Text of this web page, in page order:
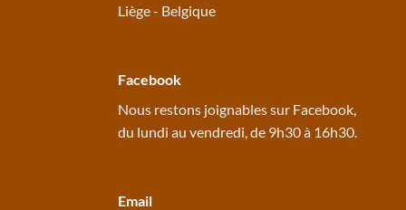
Liège - Belgique
Facebook
Nous restons joignables sur Facebook,
du lundi au vendredi, de 9h30 à 16h30.
Email